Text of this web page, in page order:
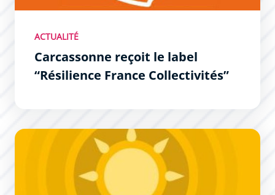
ACTUALITÉ
Carcassonne reçoit le label
“Résilience France Collectivités”
Canicule : Inscription des personnes à risques